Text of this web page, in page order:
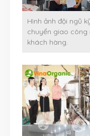
Hình ảnh đội ngũ
chuyển giao công
khách hàng.